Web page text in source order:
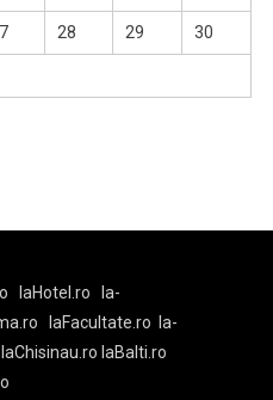
28 29 30
laHotel.ro
la-
laFacultate.ro
la-
laChisinau.ro laBalti.ro